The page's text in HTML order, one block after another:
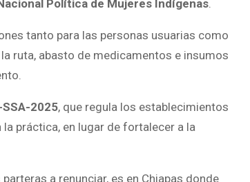
Política de Mujeres Indígenas
tanto para las personas usuarias como
ruta, abasto de medicamentos e insumos
2025, que regula los establecimientos
práctica, en lugar de fortalecer a la
a renunciar, es en Chiapas donde